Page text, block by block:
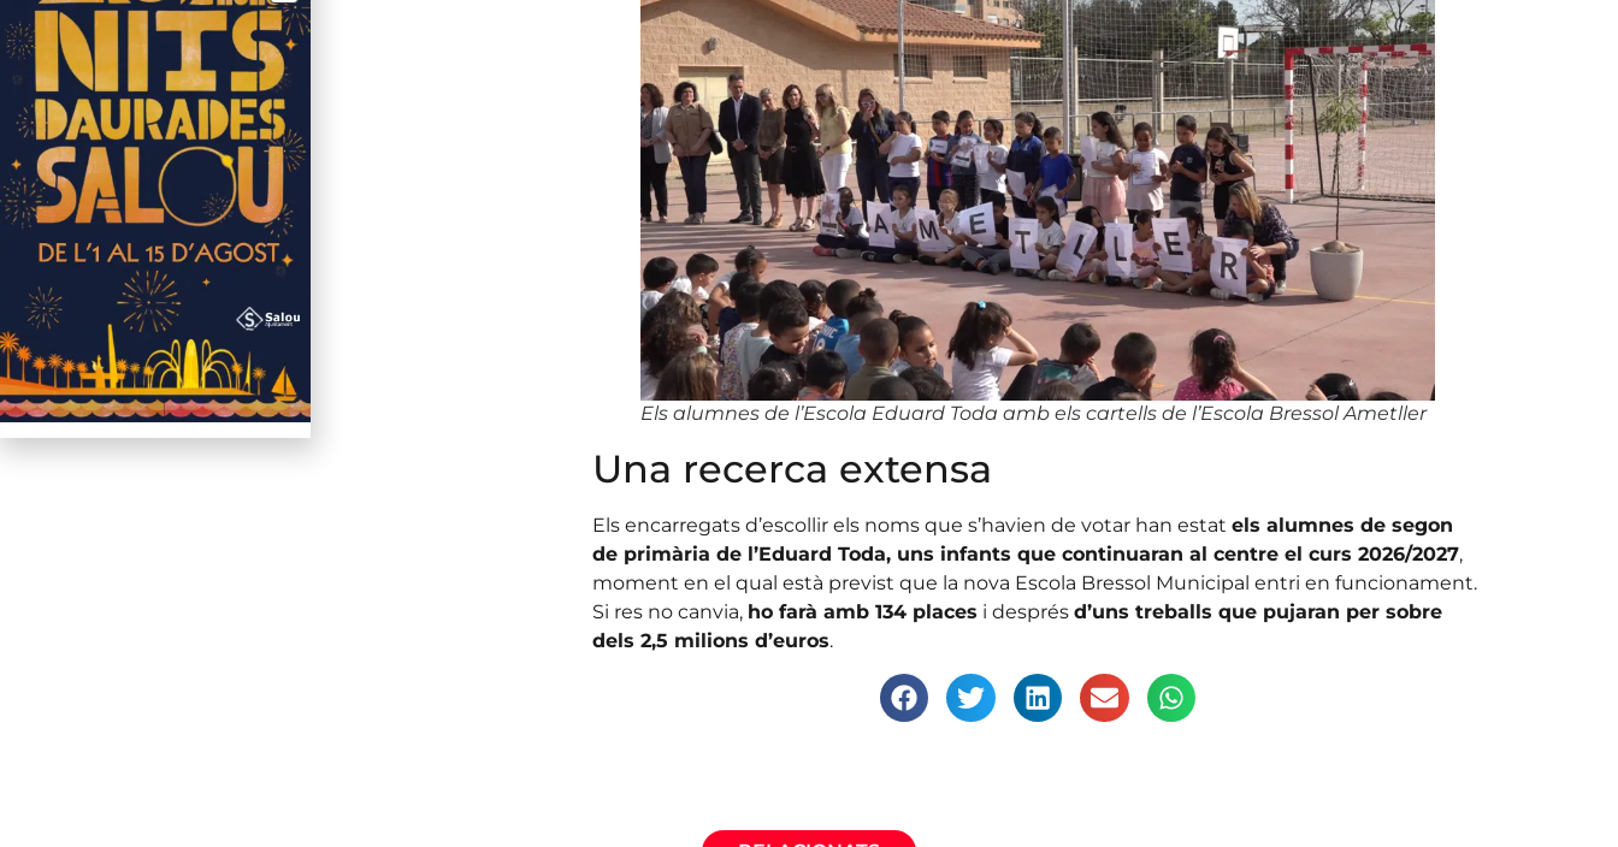
Els alumnes de l’Escola Eduard Toda amb els cartells de l’Escola Bressol Ametller
Una recerca extensa
Els encarregats d’escollir els noms que s’havien de votar han estat els alumnes de segon
de primària de l’Eduard Toda, uns infants que continuaran al centre el curs 2026/2027,
moment en el qual està previst que la nova Escola Bressol Municipal entri en funcionament.
Si res no canvia, ho farà amb 134 places i després d’uns treballs que pujaran per sobre
dels 2,5 milions d’euros.